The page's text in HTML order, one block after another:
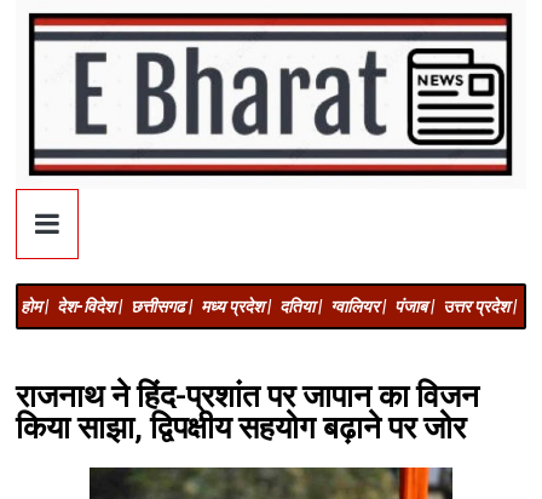
होम | देश-विदेश | छत्तीसगढ | मध्य प्रदेश | दतिया | ग्वालियर | पंजाब | उत्तर प्रदेश |
राजनाथ ने हिंद-प्रशांत पर जापान का विजन
किया साझा, द्विपक्षीय सहयोग बढ़ाने पर जोर